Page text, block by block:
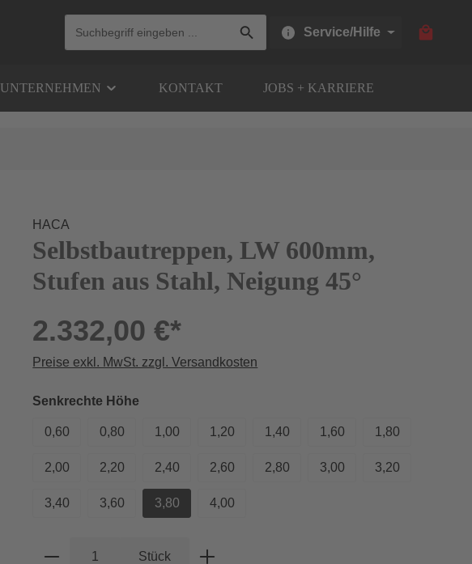
Service/Hilfe
UNTERNEHMEN KONTAKT JOBS + KARRIERE
HACA
Selbstbautreppen, LW 600mm,
Stufen aus Stahl, Neigung 45°
2.332,00 €*
Preise exkl. MwSt. zzgl. Versandkosten
Senkrechte Höhe
0,60 0,80 1,00 1,20 1,40 1,60 1,80
2,00 2,20 2,40 2,60 2,80 3,00 3,20
3,40 3,60 3,80 4,00
Produkt Anzahl: Gib den gewünschten Wert ein
Stück